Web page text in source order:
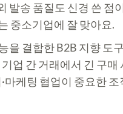
발송 품질도 신경 쓴 점
중소기업에 잘 맞아요.
을 결합한 B2B 지향 도
업 간 거래에서 긴 구
케팅 협업이 중요한